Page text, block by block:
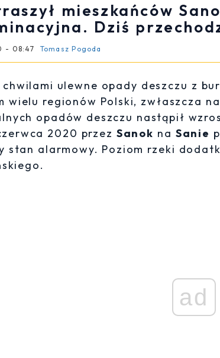
mieszkańców
Dziś
- 08:47 Tomasz Pogoda
ulewne opady deszczu z
wielu regionów Polski, zwłaszcza
opadów deszczu nastąpił
2020 przez Sanok na Sanie
stan alarmowy. Poziom rzeki
ad